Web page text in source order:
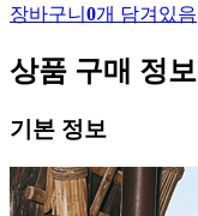
장바구니 0개 담겨있음
상품 구매 정보
기본 정보